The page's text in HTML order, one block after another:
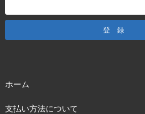
ホーム
支払い方法について